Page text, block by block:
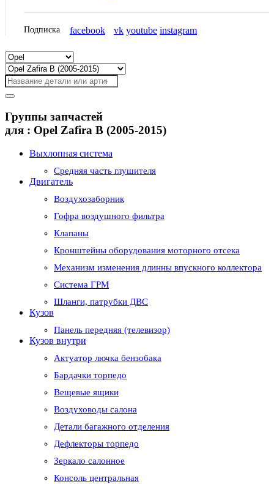
Подписка facebook vk youtube instagram
Группы запчастей
для : Opel Zafira B (2005-2015)
Выхлопная система
Средняя часть глушителя
Двигатель
Воздухозаборник
Гофра воздушного фильтра
Клапаны
Кронштейны оборудования моторного отсека
Механизм изменения длинны впускного коллектора
Система ГРМ
Шланги, патрубки ДВС
Кузов
Панель передняя (телевизор)
Кузов внутри
Актуатор лючка бензобака
Бардачки торпедо
Вещевые ящики
Воздуховоды салона
Детали багажного отделения
Дефлекторы торпедо
Зеркало салонное
Консоль центральная